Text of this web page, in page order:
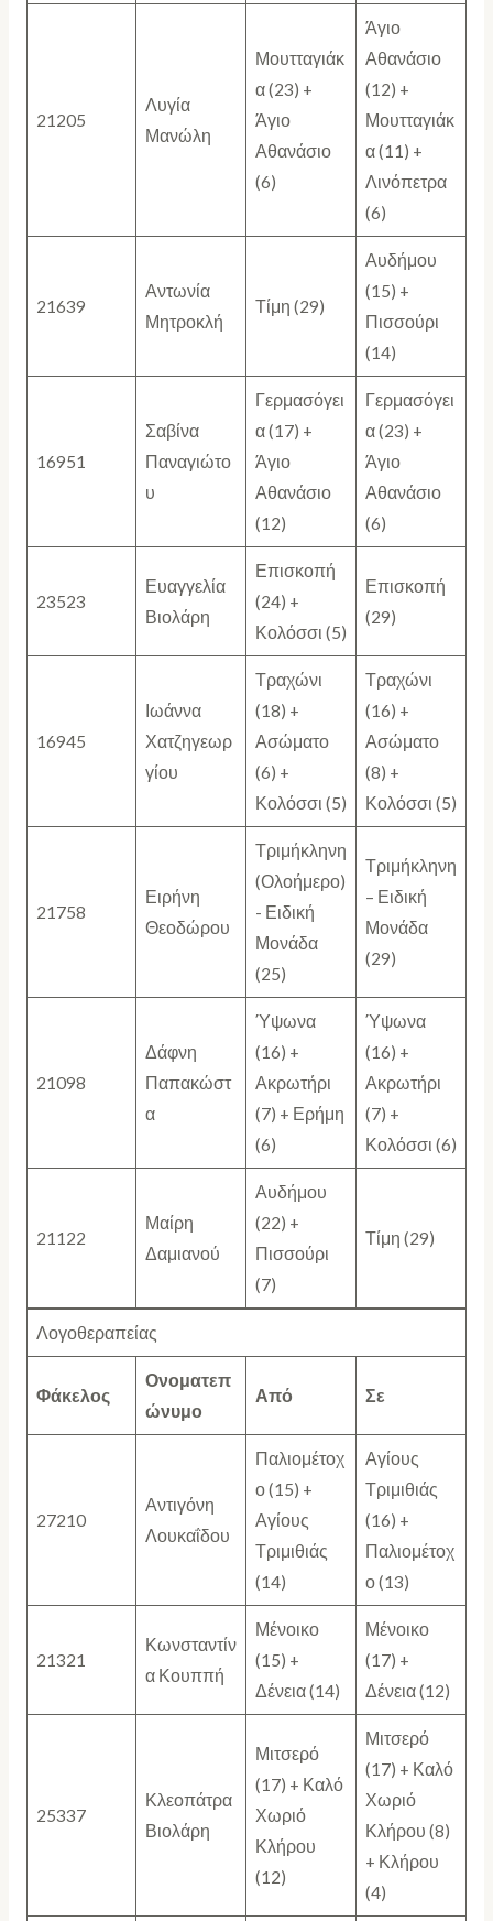
21205
Λυγία
Μανώλη
Μουτταγιάκ
α (23) +
Άγιο
Αθανάσιο
(6)
Άγιο
Αθανάσιο
(12) +
Μουτταγιάκ
α (11) +
Λινόπετρα
(6)
21639
Αντωνία
Μητροκλή
Τίμη (29)
Αυδήμου
(15) +
Πισσούρι
(14)
16951
Σαβίνα
Παναγιώτο
υ
Γερμασόγει
α (17) +
Άγιο
Αθανάσιο
(12)
Γερμασόγει
α (23) +
Άγιο
Αθανάσιο
(6)
23523
Ευαγγελία
Βιολάρη
Επισκοπή
(24) +
Κολόσσι (5)
Επισκοπή
(29)
16945
Ιωάννα
Χατζηγεωρ
γίου
Τραχώνι
(18) +
Ασώματο
(6) +
Κολόσσι (5)
Τραχώνι
(16) +
Ασώματο
(8) +
Κολόσσι (5)
21758
Ειρήνη
Θεοδώρου
Τριμήκληνη
(Ολοήμερο)
- Ειδική
Μονάδα
(25)
Τριμήκληνη
– Ειδική
Μονάδα
(29)
21098
Δάφνη
Παπακώστ
α
Ύψωνα
(16) +
Ακρωτήρι
(7) + Ερήμη
(6)
Ύψωνα
(16) +
Ακρωτήρι
(7) +
Κολόσσι (6)
21122
Μαίρη
Δαμιανού
Αυδήμου
(22) +
Πισσούρι
(7)
Τίμη (29)
Λογοθεραπείας
Φάκελος
Ονοματεπ
ώνυμο
Από Σε
27210
Αντιγόνη
Λουκαΐδου
Παλιομέτοχ
ο (15) +
Αγίους
Τριμιθιάς
(14)
Αγίους
Τριμιθιάς
(16) +
Παλιομέτοχ
ο (13)
21321
Κωνσταντίν
α Κουππή
Μένοικο
(15) +
Δένεια (14)
Μένοικο
(17) +
Δένεια (12)
25337
Κλεοπάτρα
Βιολάρη
Μιτσερό
(17) + Καλό
Χωριό
Κλήρου
(12)
Μιτσερό
(17) + Καλό
Χωριό
Κλήρου (8)
+ Κλήρου
(4)